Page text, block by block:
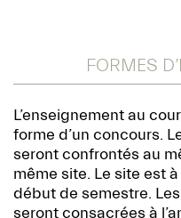
FORMES
L’enseignement au
forme d’un concours.
seront confrontés au
même site. Le site est
début de semestre.
seront consacrées à